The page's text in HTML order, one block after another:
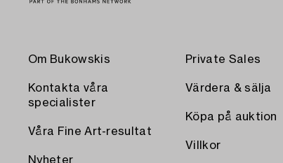
Om Bukowskis
Kontakta våra
specialister
Våra Fine Art-resultat
Nyheter
Private Sales
Värdera & sälja
Köpa på auktion
Villkor